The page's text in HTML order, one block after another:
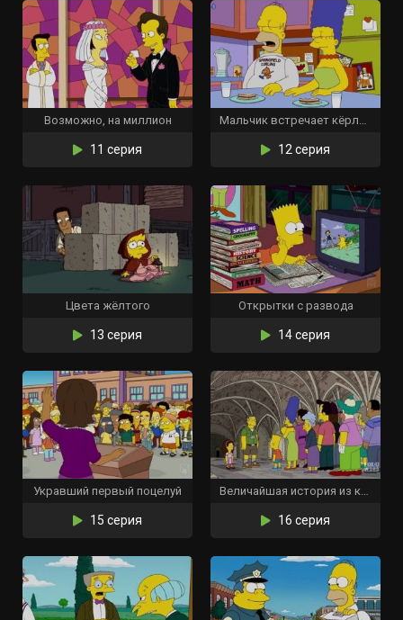
Возможно, на миллион
11 серия
Мальчик встречает кёрлинг
12 серия
Цвета жёлтого
13 серия
Открытки с развода
14 серия
Укравший первый поцелуй
15 серия
Величайшая история из когда-либо проваленных
16 серия